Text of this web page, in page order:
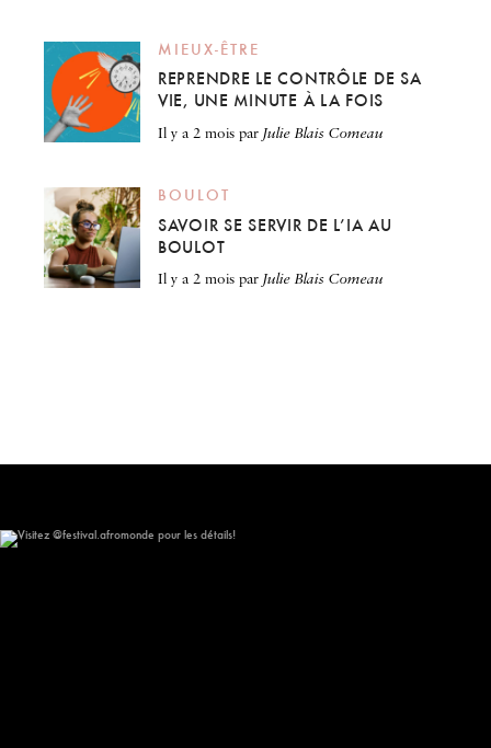
MIEUX-ÊTRE
REPRENDRE LE CONTRÔLE DE SA
VIE, UNE MINUTE À LA FOIS
il y a 2 mois par Julie Blais Comeau
BOULOT
SAVOIR SE SERVIR DE L’IA AU
BOULOT
il y a 2 mois par Julie Blais Comeau